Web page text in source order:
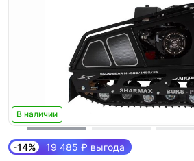
В наличии
-14% 19 485 ₽ выгода